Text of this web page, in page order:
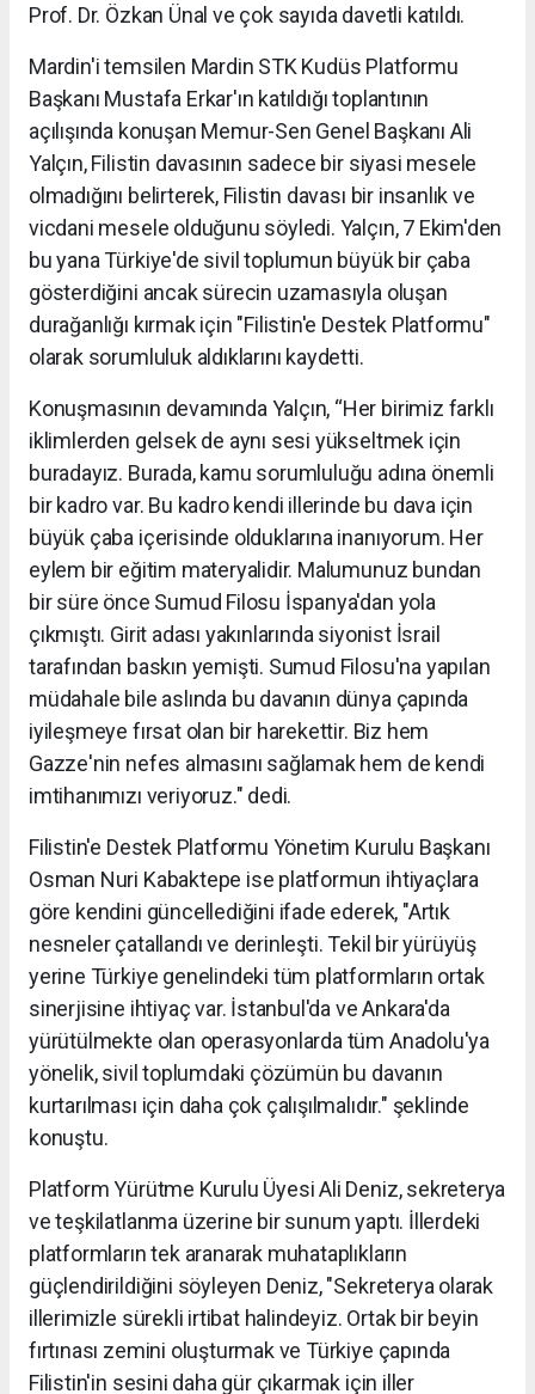
Prof. Dr. Özkan Ünal ve çok sayıda davetli katıldı.
Mardin'i temsilen Mardin STK Kudüs Platformu
Başkanı Mustafa Erkar'ın katıldığı toplantının
açılışında konuşan Memur-Sen Genel Başkanı Ali
Yalçın, Filistin davasının sadece bir siyasi mesele
olmadığını belirterek, Filistin davası bir insanlık ve
vicdani mesele olduğunu söyledi. Yalçın, 7 Ekim'den
bu yana Türkiye'de sivil toplumun büyük bir çaba
gösterdiğini ancak sürecin uzamasıyla oluşan
durağanlığı kırmak için "Filistin'e Destek Platformu"
olarak sorumluluk aldıklarını kaydetti.
Konuşmasının devamında Yalçın, “Her birimiz farklı
iklimlerden gelsek de aynı sesi yükseltmek için
buradayız. Burada, kamu sorumluluğu adına önemli
bir kadro var. Bu kadro kendi illerinde bu dava için
büyük çaba içerisinde olduklarına inanıyorum. Her
eylem bir eğitim materyalidir. Malumunuz bundan
bir süre önce Sumud Filosu İspanya'dan yola
çıkmıştı. Girit adası yakınlarında siyonist İsrail
tarafından baskın yemişti. Sumud Filosu'na yapılan
müdahale bile aslında bu davanın dünya çapında
iyileşmeye fırsat olan bir harekettir. Biz hem
Gazze'nin nefes almasını sağlamak hem de kendi
imtihanımızı veriyoruz." dedi.
Filistin'e Destek Platformu Yönetim Kurulu Başkanı
Osman Nuri Kabaktepe ise platformun ihtiyaçlara
göre kendini güncellediğini ifade ederek, "Artık
nesneler çatallandı ve derinleşti. Tekil bir yürüyüş
yerine Türkiye genelindeki tüm platformların ortak
sinerjisine ihtiyaç var. İstanbul'da ve Ankara'da
yürütülmekte olan operasyonlarda tüm Anadolu'ya
yönelik, sivil toplumdaki çözümün bu davanın
kurtarılması için daha çok çalışılmalıdır." şeklinde
konuştu.
Platform Yürütme Kurulu Üyesi Ali Deniz, sekreterya
ve teşkilatlanma üzerine bir sunum yaptı. İllerdeki
platformların tek aranarak muhataplıkların
güçlendirildiğini söyleyen Deniz, "Sekreterya olarak
illerimizle sürekli irtibat halindeyiz. Ortak bir beyin
fırtınası zemini oluşturmak ve Türkiye çapında
Filistin'in sesini daha gür çıkarmak için iller